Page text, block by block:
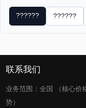
?????? ??????
联系我们
业务范围：全国 （核心价
势）